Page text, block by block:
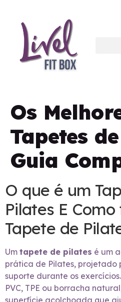
Os
Tapetes
Guia
O que é um
Pilates E
Tapete de
Um tapete de pilates é um
prática de Pilates, projetado
suporte durante os
PVC, TPE ou borracha